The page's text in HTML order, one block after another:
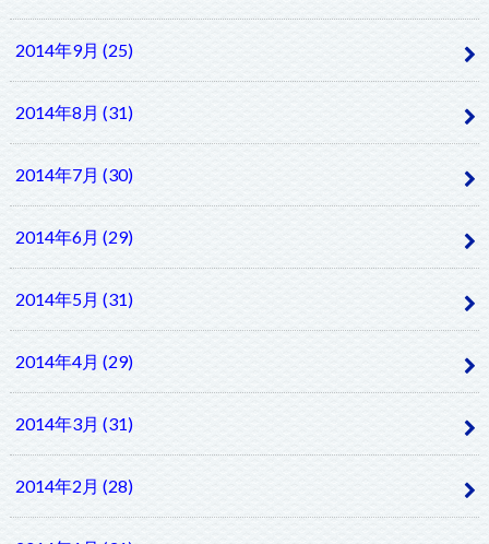
2014年9月 (25)
2014年8月 (31)
2014年7月 (30)
2014年6月 (29)
2014年5月 (31)
2014年4月 (29)
2014年3月 (31)
2014年2月 (28)